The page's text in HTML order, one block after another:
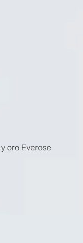
oro Everose